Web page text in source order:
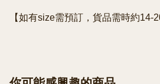
【如有size需預訂，貨品需時約14-